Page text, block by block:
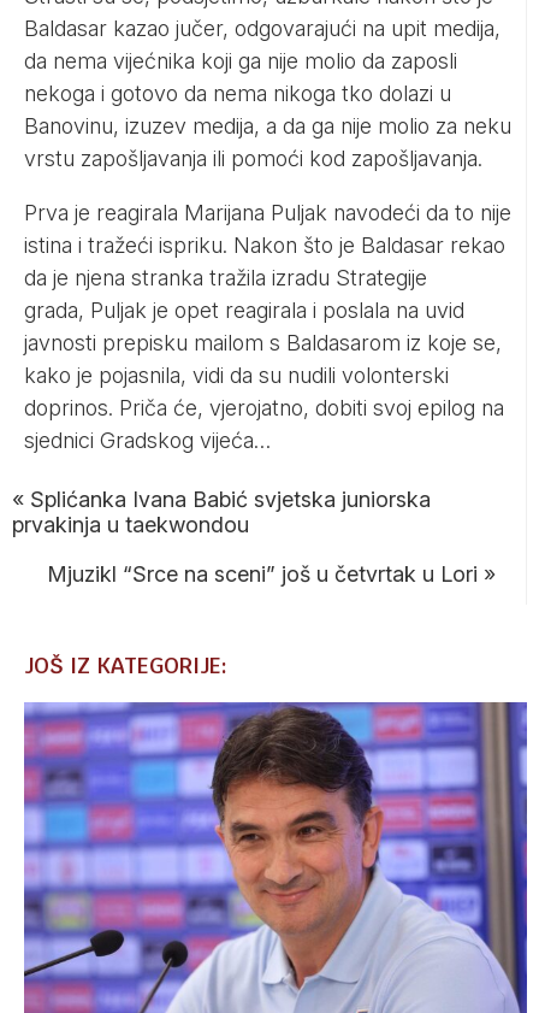
Baldasar kazao jučer, odgovarajući na upit medija,
da nema vijećnika koji ga nije molio da zaposli
nekoga i gotovo da nema nikoga tko dolazi u
Banovinu, izuzev medija, a da ga nije molio za neku
vrstu zapošljavanja ili pomoći kod zapošljavanja.
Prva je reagirala Marijana Puljak navodeći da to nije
istina i tražeći ispriku. Nakon što je Baldasar rekao
da je njena stranka tražila izradu Strategije
grada, Puljak je opet reagirala i poslala na uvid
javnosti prepisku mailom s Baldasarom iz koje se,
kako je pojasnila, vidi da su nudili volonterski
doprinos. Priča će, vjerojatno, dobiti svoj epilog na
sjednici Gradskog vijeća…
« Splićanka Ivana Babić svjetska juniorska
prvakinja u taekwondou
Mjuzikl “Srce na sceni” još u četvrtak u Lori »
JOŠ IZ KATEGORIJE: